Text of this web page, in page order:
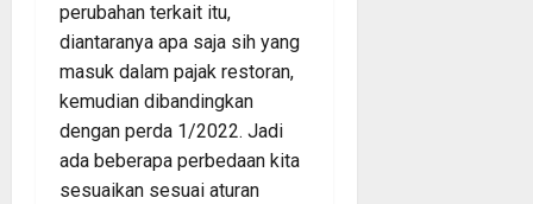
perubahan terkait itu,
diantaranya apa saja sih yang
masuk dalam pajak restoran,
kemudian dibandingkan
dengan perda 1/2022. Jadi
ada beberapa perbedaan kita
sesuaikan sesuai aturan